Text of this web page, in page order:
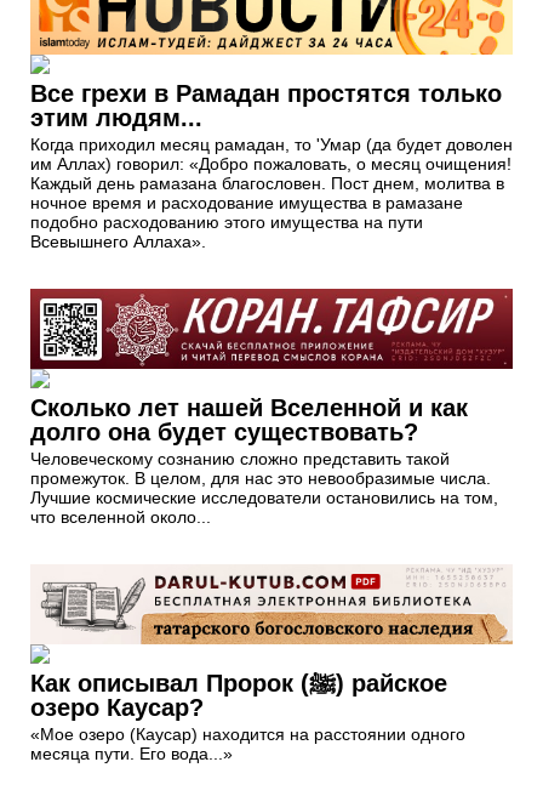
Все грехи в Рамадан простятся только
этим людям...
Когда приходил месяц рамадан, то 'Умар (да будет доволен
им Аллах) говорил: «Добро по­жаловать, о месяц очищения!
Каждый день рамазана благословен. Пост днем, молитва в
ночное время и рас­ходование имущества в рамазане
подобно расходо­ванию этого имущества на пути
Всевышнего Аллаха».
Сколько лет нашей Вселенной и как
долго она будет существовать?
Человеческому сознанию сложно представить такой
промежуток. В целом, для нас это невообразимые числа.
Лучшие космические исследователи остановились на том,
что вселенной около...
Как описывал Пророк (ﷺ) райское
озеро Каусар?
«Мое озеро (Каусар) находится на расстоянии одного
месяца пути. Его вода...»